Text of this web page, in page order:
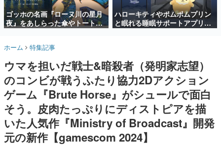
新世代に訊く
これからのデジタルゲーム市場を担う若きクリエイター達
の姿を追い、彼らのルーツと情熱を探っていきます。
日本のコンテンツ産業やカルチャーに与えた影響を探る企
画です。
日本モバイルゲーム産業史
日本のモバイルゲーム史における主要なトピック・タイト
ルを網羅するほか、開発者へのインタビューや識者による
解説を掲載。約20年の歴史が一望できる決定版！
若ゲのいたり〜ゲームクリエイターの青春〜
『うつヌケ』『ペンと箸』等で知られるマンガ家・田中圭
一先生によるゲーム業界レポートマンガです。
ゴッホの名画『ローヌ川の星月
夜』をあしらった傘やトートバ
ッグなどが登場。8月7日21時よ
ハローキティやポムポムプリン
と眠れる睡眠サポートアプリ
『ゆめたび』が配信中。キャラ
ホーム 特集記事
ウマを担いだ戦士&暗殺者（発明家志望）
のコンビが戦うふたり協力2Dアクション
ゲーム『Brute Horse』がシュールで面白
そう。皮肉たっぷりにディストピアを描
いた人気作『Ministry of Broadcast』開発
元の新作【gamescom 2024】